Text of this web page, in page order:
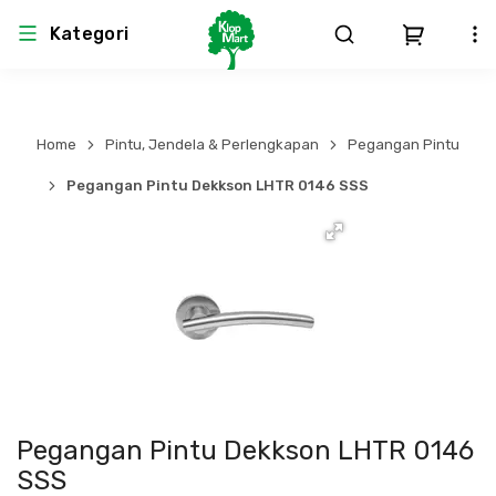
Kategori
Atap & Rangka
Dinding
Produk Teknikal & Kimia
Perlengkapan
Sistem Pengudaraan
Sistem Penanggulangan Kebakaran
Home Pintu, Jendela & Perlengkapan Pegangan Pintu
Pegangan Pintu Dekkson LHTR 0146 SSS
Pegangan Pintu Dekkson LHTR 0146
SSS